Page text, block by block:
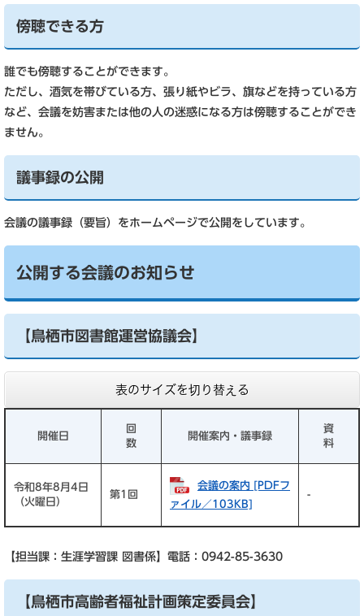
傍聴できる方
誰でも傍聴することができます。
ただし、酒気を帯びている方、張り紙やビラ、旗などを持っている方
など、会議を妨害または他の人の迷惑になる方は傍聴することができ
ません。
議事録の公開
会議の議事録（要旨）をホームページで公開をしています。
公開する会議のお知らせ
【鳥栖市図書館運営協議会】
表のサイズを切り替える
開催日
回
数
開催案内・議事録
資
料
令和8年8月4日
（火曜日）
第1回
会議の案内 [PDFフ
ァイル／103KB]
-
【担当課：生涯学習課 図書係】電話：0942-85-3630
【鳥栖市高齢者福祉計画策定委員会】